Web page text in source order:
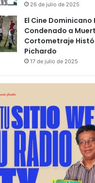
26 de julio de 2025
El Cine Dominicano
Condenado a
Cortometraje
Pichardo
17 de julio de 2025